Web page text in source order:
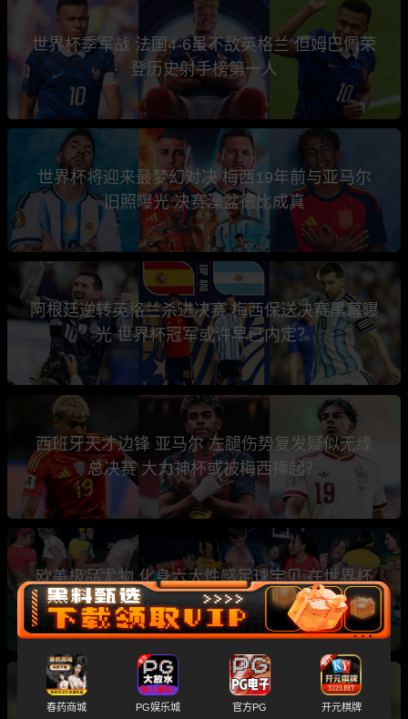
世界杯季军战 法国4-6虽不敌英格兰 但姆巴佩荣
登历史射手榜第一人
世界杯将迎来最梦幻对决 梅西19年前与亚马尔
旧照曝光 决赛澡盆德比成真
阿根廷逆转英格兰杀进决赛 梅西保送决赛黑幕曝
光 世界杯冠军或许早已内定？
西班牙天才边锋 亚马尔 左腿伤势复发疑似无缘
总决赛 大力神杯或被梅西捧起？
欧美极品尤物 化身六大性感足球宝贝 在世界杯
主题性下群P乱交
斯洛文尼亚名哨 温契奇 涉黄涉毒黑历史大曝光
春药商城 PG娱乐城 官方PG 开元棋牌